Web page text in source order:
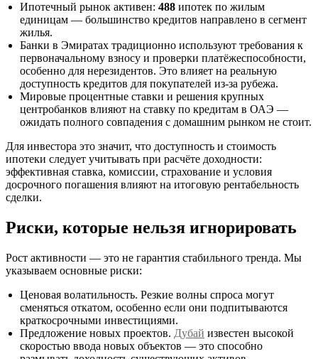
Ипотечный рынок активен: 488 ипотек по жилым
единицам — большинство кредитов направлено в сегмент
жилья.
Банки в Эмиратах традиционно используют требования к
первоначальному взносу и проверки платёжеспособности,
особенно для нерезидентов. Это влияет на реальную
доступность кредитов для покупателей из-за рубежа.
Мировые процентные ставки и решения крупных
центробанков влияют на ставку по кредитам в ОАЭ —
ожидать полного совпадения с домашним рынком не стоит.
Для инвестора это значит, что доступность и стоимость
ипотеки следует учитывать при расчёте доходности:
эффективная ставка, комиссии, страхование и условия
досрочного погашения влияют на итоговую рентабельность
сделки.
Риски, которые нельзя игнорировать
Рост активности — это не гарантия стабильного тренда. Мы
указываем основные риски:
Ценовая волатильность. Резкие волны спроса могут
сменяться откатом, особенно если они подпитываются
краткосрочными инвестициями.
Предложение новых проектов. Дубай известен высокой
скоростью ввода новых объектов — это способно